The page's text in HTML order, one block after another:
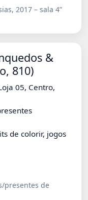
2017 – sala 4”
&
810)
05, Centro,
de colorir, jogos
presentes de